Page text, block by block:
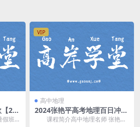
202
度
班】
VIP
高中地理
2024张艳平高考地理百日冲刺
(上)寒假班课程
课程简介高中地理名师 张艳平